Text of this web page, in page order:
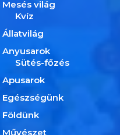
Mesés világ
Kvíz
Állatvilág
Anyusarok
Sütés-főzés
Apusarok
Egészségünk
Földünk
Művészet